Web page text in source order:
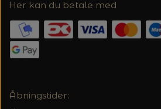
TRYKLÅSE
Her kan du betale med
Åbningstider: